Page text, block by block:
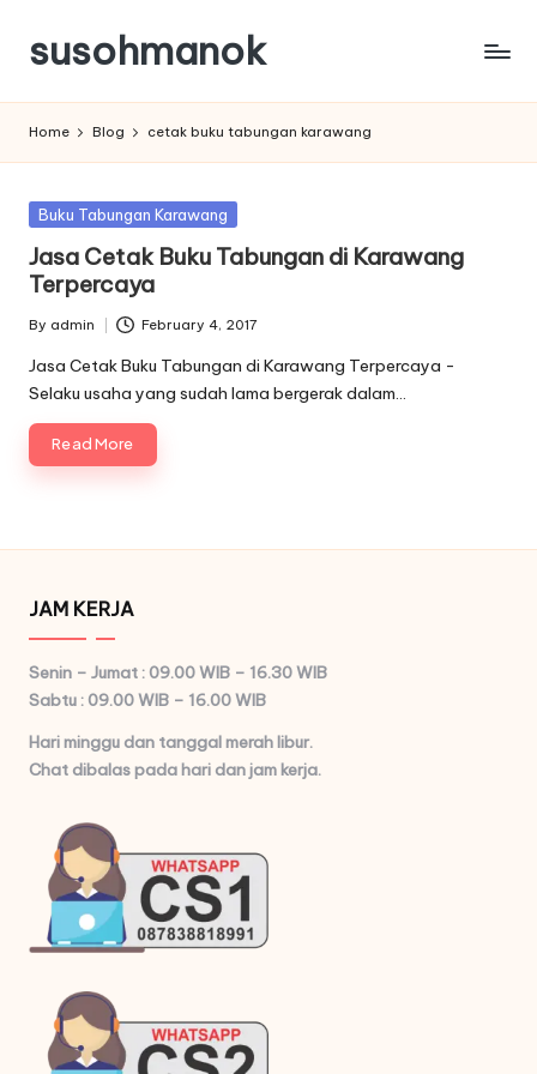
Skip
content
susohmanok
Home Blog cetak buku tabungan karawang
Posted
Buku Tabungan Karawang
Jasa Cetak Buku Tabungan di Karawang
Terpercaya
Posted
by
By admin February 4, 2017
Jasa Cetak Buku Tabungan di Karawang Terpercaya -
Selaku usaha yang sudah lama bergerak dalam…
Read More
JAM KERJA
Senin – Jumat : 09.00 WIB – 16.30 WIB
Sabtu : 09.00 WIB – 16.00 WIB
Hari minggu dan tanggal merah libur.
Chat dibalas pada hari dan jam kerja.